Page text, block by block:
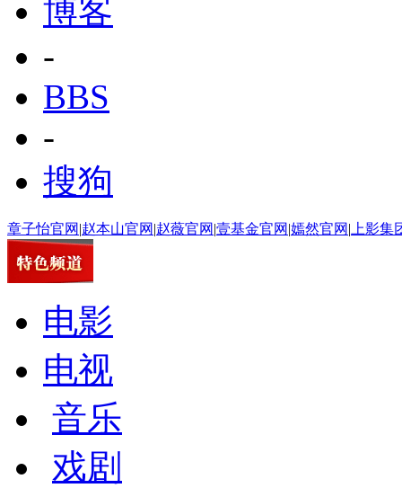
博客
-
BBS
-
搜狗
章子怡官网 |赵本山官网 |赵薇官网 |壹基金官网 |嫣然官网 | 上影集
电影
电视
音乐
戏剧